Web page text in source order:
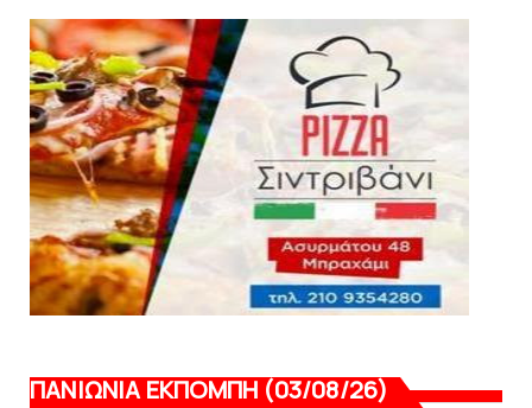
KARA TALKS
«Kara Talks» LIVE: Παρασκευή στις 21:00
August 06, 2026
ΠΑΝΙΩΝΙΑ ΕΚΠΟΜΠΗ (03/08/26)